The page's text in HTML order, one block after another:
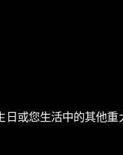
或您生活中的其他